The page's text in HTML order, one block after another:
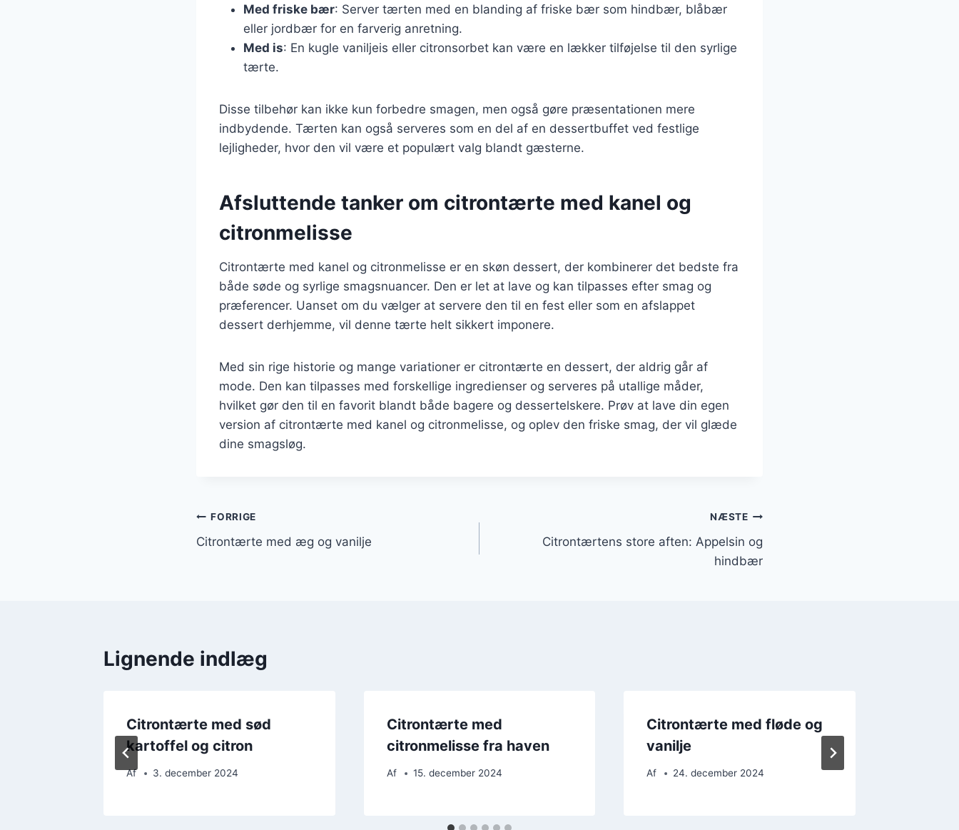
Med friske bær: Server tærten med en blanding af friske bær som hindbær, blåbær
eller jordbær for en farverig anretning.
Med is: En kugle vaniljeis eller citronsorbet kan være en lækker tilføjelse til den syrlige
tærte.
Disse tilbehør kan ikke kun forbedre smagen, men også gøre præsentationen mere
indbydende. Tærten kan også serveres som en del af en dessertbuffet ved festlige
lejligheder, hvor den vil være et populært valg blandt gæsterne.
Afsluttende tanker om citrontærte med kanel og
citronmelisse
Citrontærte med kanel og citronmelisse er en skøn dessert, der kombinerer det bedste fra
både søde og syrlige smagsnuancer. Den er let at lave og kan tilpasses efter smag og
præferencer. Uanset om du vælger at servere den til en fest eller som en afslappet
dessert derhjemme, vil denne tærte helt sikkert imponere.
Med sin rige historie og mange variationer er citrontærte en dessert, der aldrig går af
mode. Den kan tilpasses med forskellige ingredienser og serveres på utallige måder,
hvilket gør den til en favorit blandt både bagere og dessertelskere. Prøv at lave din egen
version af citrontærte med kanel og citronmelisse, og oplev den friske smag, der vil glæde
dine smagsløg.
Indlægsnavigation
FORRIGE
Citrontærte med æg og vanilje
NÆSTE
Citrontærtens store aften: Appelsin og
hindbær
Lignende indlæg
Citrontærte med sød
kartoffel og citron
Af 3. december 2024
Citrontærte med
citronmelisse fra haven
Af 15. december 2024
Citrontærte med fløde og
vanilje
Af 24. december 2024